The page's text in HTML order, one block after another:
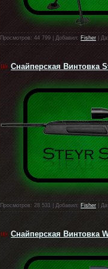
Просмотров: 44 799 | Добавил: Fisher |
Снайперская Винтовка
Просмотров: 28 531 | Добавил: Fisher |
Снайперская Винтовка